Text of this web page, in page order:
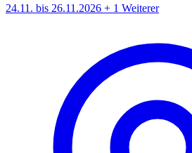
24.11. bis 26.11.2026 + 1 Weiterer